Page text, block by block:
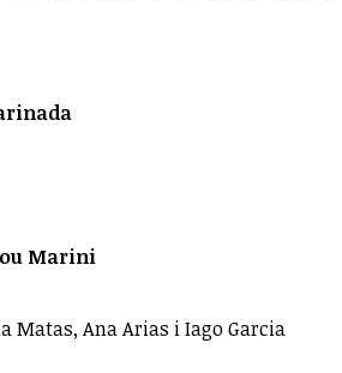
Marini
Matas, Ana Arias i Iago Garcia